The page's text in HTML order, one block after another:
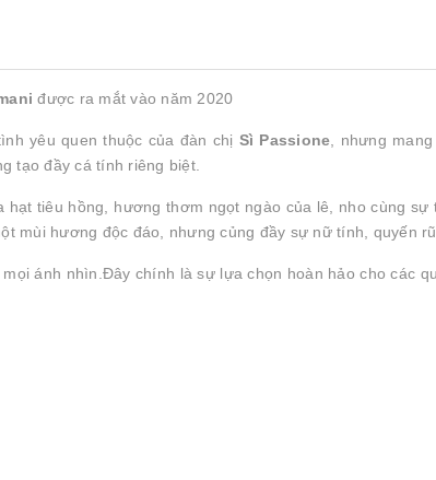
được ra mắt vào năm 2020
yêu quen thuộc của đàn chị Sì Passione , nhưng
tạo đầy cá tính riêng biệt.
tiêu hồng, hương thơm ngọt ngào của lê, nho cùng sự
mùi hương độc đáo, nhưng củng đầy sự nữ tính, quyến rũ.
ánh nhìn.Đây chính là sự lựa chọn hoàn hảo cho các